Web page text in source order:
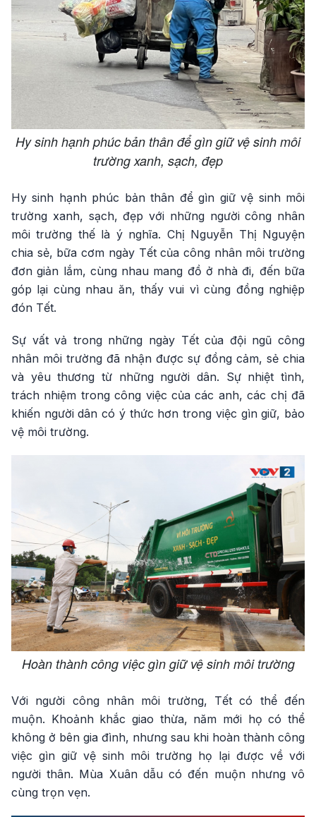
Hy sinh hạnh phúc bản thân để gìn giữ vệ sinh môi
trường xanh, sạch, đẹp
Hy sinh hạnh phúc bản thân để gìn giữ vệ sinh môi
trường xanh, sạch, đẹp với những người công nhân
môi trường thế là ý nghĩa. Chị Nguyễn Thị Nguyện
chia sẻ, bữa cơm ngày Tết của công nhân môi trường
đơn giản lắm, cùng nhau mang đồ ở nhà đi, đến bữa
góp lại cùng nhau ăn, thấy vui vì cùng đồng nghiệp
đón Tết.
Sự vất vả trong những ngày Tết của đội ngũ công
nhân môi trường đã nhận được sự đồng cảm, sẻ chia
và yêu thương từ những người dân. Sự nhiệt tình,
trách nhiệm trong công việc của các anh, các chị đã
khiến người dân có ý thức hơn trong việc gìn giữ, bảo
vệ môi trường.
Hoàn thành công việc gìn giữ vệ sinh môi trường
Với người công nhân môi trường, Tết có thể đến
muộn. Khoảnh khắc giao thừa, năm mới họ có thể
không ở bên gia đình, nhưng sau khi hoàn thành công
việc gìn giữ vệ sinh môi trường họ lại được về với
người thân. Mùa Xuân dẫu có đến muộn nhưng vô
cùng trọn vẹn.